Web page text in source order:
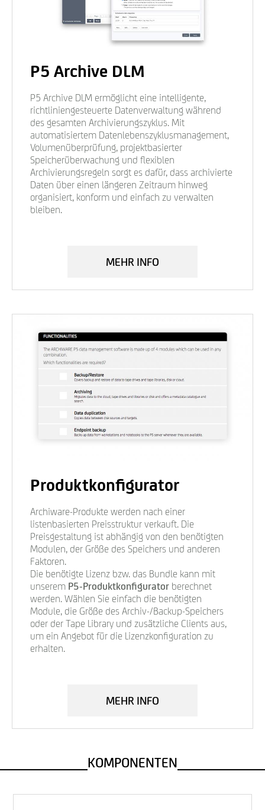
P5 Archive DLM
P5 Archive DLM ermöglicht eine intelligente,
richtliniengesteuerte Datenverwaltung während
des gesamten Archivierungszyklus. Mit
automatisiertem Datenlebenszyklusmanagement,
Volumenüberprüfung, projektbasierter
Speicherüberwachung und flexiblen
Archivierungsregeln sorgt es dafür, dass archivierte
Daten über einen längeren Zeitraum hinweg
organisiert, konform und einfach zu verwalten
bleiben.
MEHR INFO
Produktkonfigurator
Archiware-Produkte werden nach einer
listenbasierten Preisstruktur verkauft. Die
Preisgestaltung ist abhängig von den benötigten
Modulen, der Größe des Speichers und anderen
Faktoren.
Die benötigte Lizenz bzw. das Bundle kann mit
unserem P5-Produktkonfigurator berechnet
werden. Wählen Sie einfach die benötigten
Module, die Größe des Archiv-/Backup-Speichers
oder der Tape Library und zusätzliche Clients aus,
um ein Angebot für die Lizenzkonfiguration zu
erhalten.
MEHR INFO
KOMPONENTEN